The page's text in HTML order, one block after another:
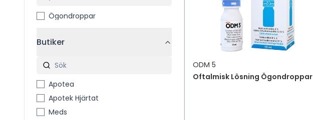
Ögondroppar
Butiker
Apotea
Apotek Hjärtat
Meds
ODM 5
Oftalmisk Lösning Ögondroppar